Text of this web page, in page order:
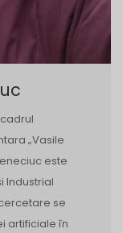
„Vasile
este
Industrial
se
artificiale în